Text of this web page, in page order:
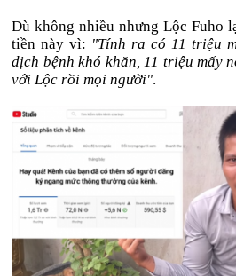
Dù không nhiều nhưng Lộc Fuho
tiền này vì: "Tính ra có 11 triệu
dịch bệnh khó khăn, 11 triệu mấy
với Lộc rồi mọi người".